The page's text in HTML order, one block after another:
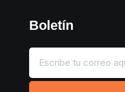
Boletín